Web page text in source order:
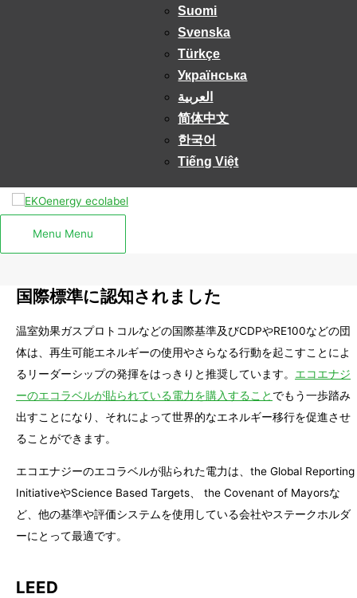
Suomi
Svenska
Türkçe
Українська
العربية
简体中文
한국어
Tiếng Việt
Menu Menu
国際標準に認知されました
温室効果ガスプロトコルなどの国際基準及びCDPやRE100などの団
体は、再生可能エネルギーの使用やさらなる行動を起こすことによ
るリーダーシップの発揮をはっきりと推奨しています。 エコエナジ
ーのエコラベルが貼られている電力を購入すること でもう一歩踏み
出すことになり、それによって世界的なエネルギー移行を促進させ
ることができます。
エコエナジーのエコラベルが貼られた電力は、the Global Reporting
InitiativeやScience Based Targets、 the Covenant of Mayorsな
ど、他の基準や評価システムを使用している会社やステークホルダ
ーにとって最適です。
LEED